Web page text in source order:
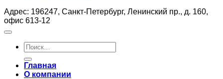
Адрес: 196247, Санкт-Петербург, Ленинский пр., д. 160,
офис 613-12
Искать:
Главная
О компании